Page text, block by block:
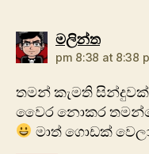
මලින්තsays:
pm 8:38 at 8:38
තමන් කැමති
වෛර නොකර
මාත් ගොඩක්